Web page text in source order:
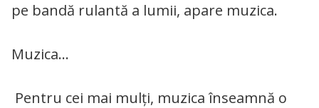
pe bandă rulantă a lumii, apare muzica.
Muzica…
Pentru cei mai mulți, muzica înseamnă o